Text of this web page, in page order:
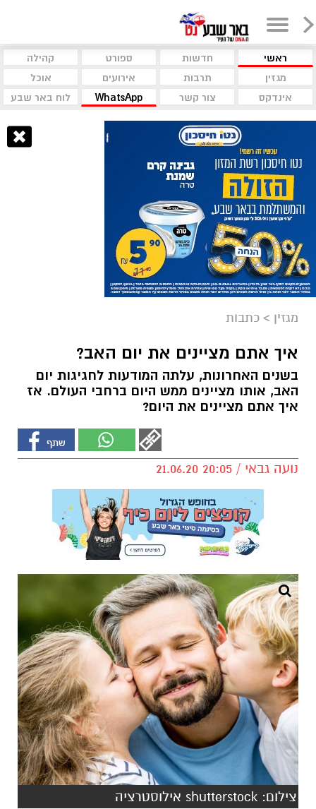
ראשי חדשות ספורט
קהילה
מגזין
תרבות אירועים
אוכל
אינדקס
צור קשר WhatsApp לוח באר שבע
מגזין > כתבות
איך אתם מציינים את יום האב?
בשנים האחרונות, עלתה המודעות לחגיגות יום
האב, אותו מציינים ממש היום ברחבי העולם. אז
איך אתם מציינים את היום?
נועה גבאי / 20:05 21.06.20
צילום: shutterstock אילוסטרציה